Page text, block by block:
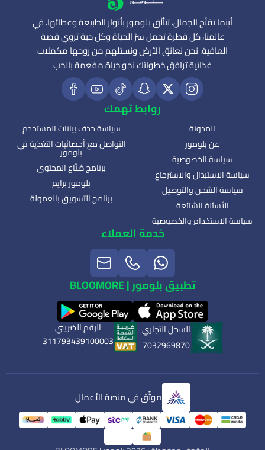
أينما تفتّح الجمال، تتألّق بلومور بأنوار الطبيعة وعطائها. في
عالمنا، كل قطرة تحمل سرّ الحياة وكل حبة تروي قصة
العافية. نحن نعانق الأرض ونستلهم من روحها مكملات
غذائية ترافق خطواتكِ نحو حياة مفعمة بالحب
روابط تهمك
المدونة
عن بلومور
سياسة الخصوصية
سياسة الاستبدال والاسترجاع
سياسة الشحن والتوصيل
الأسئلة الشائعة
سياسة الاستخدام والخصوصية
سياسة حذف بيانات المستخدم
التواصل مع أخصائيات التغذية في
بلومور
برنامج صُنّاع المحتوى
بلومور برايم
برنامج التسويق بالعمولة
خدمة العملاء
تطبيق بلومور | BLOOMORE
السجل التجاري
7032969870
الرقم الضريبي
311793439100003
موثّق في منصة الأعمال